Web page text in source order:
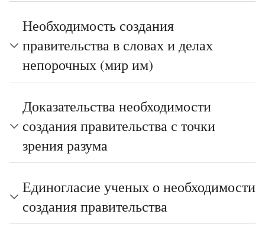
Необходимость создания
правительства в словах и делах
непорочных (мир им)
Доказательства необходимости
создания правительства с точки
зрения разума
Единогласие ученых о необходимости
создания правительства